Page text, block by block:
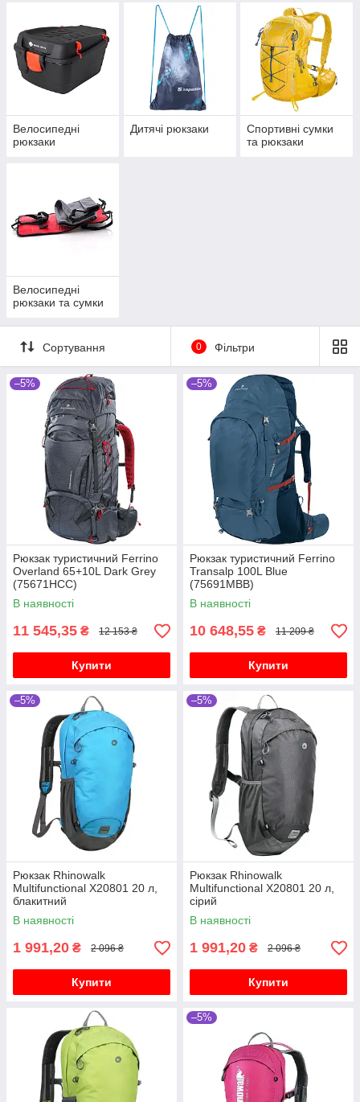
Велосипедні
рюкзаки
Дитячі рюкзаки
Спортивні сумки
та рюкзаки
Велосипедні
рюкзаки та сумки
Сортування 0 Фільтри
–5%
Рюкзак туристичний Ferrino
Overland 65+10L Dark Grey
(75671HCC)
В наявності
11 545,35 ₴ 12 153 ₴
Купити
–5%
Рюкзак туристичний Ferrino
Transalp 100L Blue
(75691MBB)
В наявності
10 648,55 ₴ 11 209 ₴
Купити
–5%
Рюкзак Rhinowalk
Multifunctional X20801 20 л,
блакитний
В наявності
1 991,20 ₴ 2 096 ₴
Купити
–5%
Рюкзак Rhinowalk
Multifunctional X20801 20 л,
сірий
В наявності
1 991,20 ₴ 2 096 ₴
Купити
–5%